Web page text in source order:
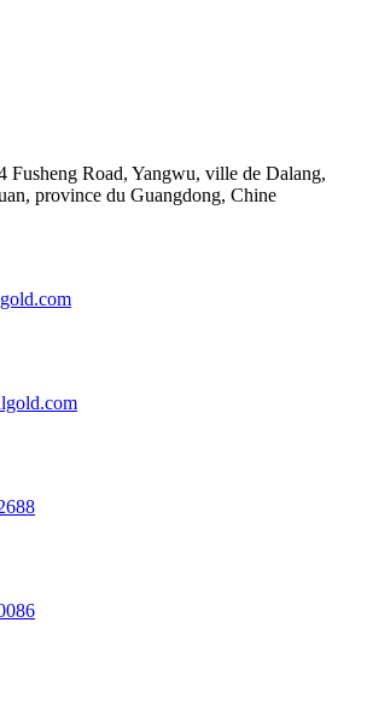
Fusheng Road, Yangwu, ville de Dalang,
province du Guangdong, Chine